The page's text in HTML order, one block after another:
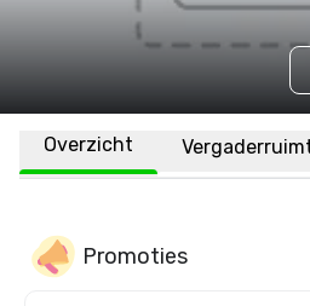
Overzicht
Promoties